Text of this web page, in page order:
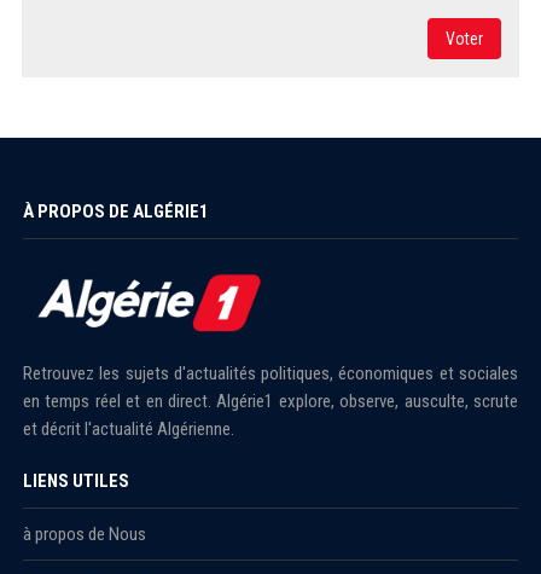
Voter
À PROPOS DE ALGÉRIE1
Retrouvez les sujets d'actualités politiques, économiques et sociales
en temps réel et en direct. Algérie1 explore, observe, ausculte, scrute
et décrit l'actualité Algérienne.
LIENS UTILES
à propos de Nous